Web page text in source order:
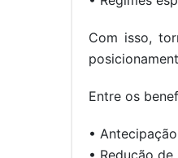
Com isso,
Entre os
•
• Redução de